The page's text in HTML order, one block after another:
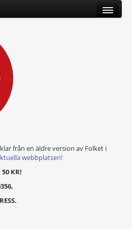
från en äldre version av Folket i
webbplatsen!
KR!